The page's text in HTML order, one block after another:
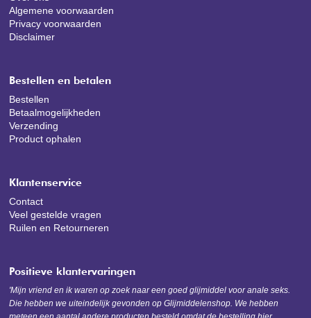
Algemene voorwaarden
Privacy voorwaarden
Disclaimer
Bestellen en betalen
Bestellen
Betaalmogelijkheden
Verzending
Product ophalen
Klantenservice
Contact
Veel gestelde vragen
Ruilen en Retourneren
Positieve klantervaringen
'Mijn vriend en ik waren op zoek naar een goed glijmiddel voor anale seks.
Die hebben we uiteindelijk gevonden op Glijmiddelenshop. We hebben